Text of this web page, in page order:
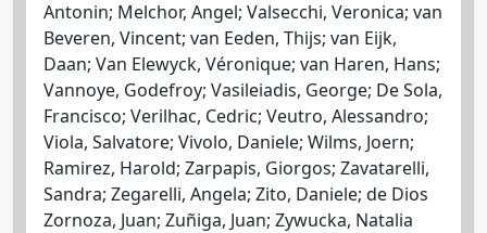
Antonin; Melchor, Angel; Valsecchi, Veronica; van
Beveren, Vincent; van Eeden, Thijs; van Eijk,
Daan; Van Elewyck, Véronique; van Haren, Hans;
Vannoye, Godefroy; Vasileiadis, George; De Sola,
Francisco; Verilhac, Cedric; Veutro, Alessandro;
Viola, Salvatore; Vivolo, Daniele; Wilms, Joern;
Ramirez, Harold; Zarpapis, Giorgos; Zavatarelli,
Sandra; Zegarelli, Angela; Zito, Daniele; de Dios
Zornoza, Juan; Zuñiga, Juan; Zywucka, Natalia